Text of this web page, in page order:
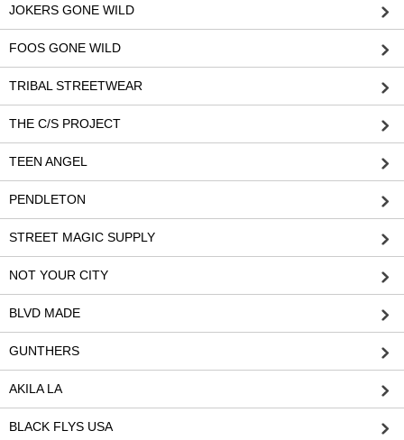
JOKERS GONE WILD
FOOS GONE WILD
TRIBAL STREETWEAR
THE C/S PROJECT
TEEN ANGEL
PENDLETON
STREET MAGIC SUPPLY
NOT YOUR CITY
BLVD MADE
GUNTHERS
AKILA LA
BLACK FLYS USA